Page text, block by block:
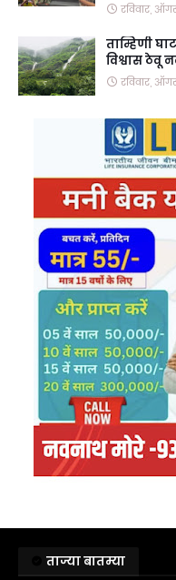
रविवार,
ताम्हिणी
विश्वास ठेवू
रविवार,
ताज्या बातम्या